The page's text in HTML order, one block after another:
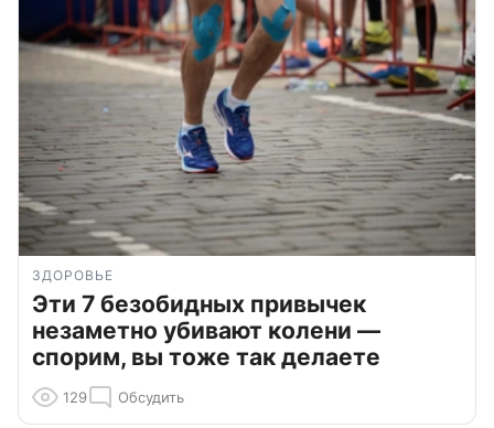
ЗДОРОВЬЕ
Эти 7 безобидных привычек
незаметно убивают колени —
спорим, вы тоже так делаете
129 Обсудить